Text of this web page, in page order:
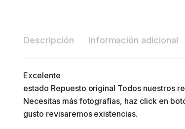
Descripción Información adicional
Excelente
estado Repuesto original Todos nuestros
Necesitas más fotografías, haz click en
gusto revisaremos existencias.